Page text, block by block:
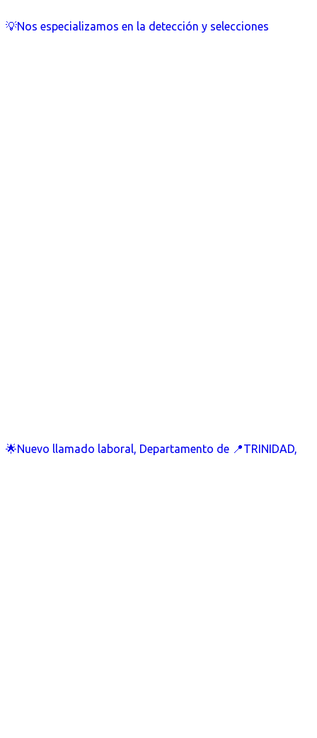
💡Nos especializamos en la detección y selecciones
🌟Nuevo llamado laboral, Departamento de 📍TRINIDAD,